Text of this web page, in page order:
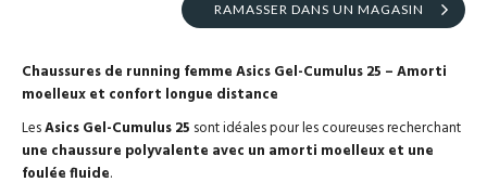
RAMASSER DANS UN MAGASIN
Chaussures de running femme Asics Gel-Cumulus 25 – Amorti
moelleux et confort longue distance
LesAsics Gel-Cumulus 25 sont idéales pour les coureuses recherchant
une chaussure polyvalente avec un amorti moelleux et une
foulée fluide.